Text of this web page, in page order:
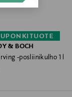
& BOCH
-posliinikulho 1 l